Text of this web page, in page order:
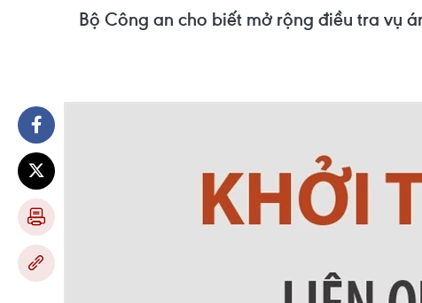
Bộ Công an cho biết mở rộng điều tra vụ